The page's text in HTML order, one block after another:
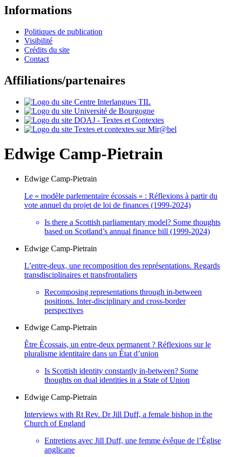
Informations
Politiques de publication
Visibilité
Crédits du site
Contact
Affiliations/partenaires
Edwige Camp-Pietrain
Edwige Camp-Pietrain
Le « modèle parlementaire écossais » : Réflexions à partir du
vote annuel du projet de loi de finances (1999-2024)
Is there a Scottish parliamentary model? Some thoughts
based on Scotland’s annual finance bill (1999-2024)
Edwige Camp-Pietrain
L’entre-deux, une recomposition des représentations. Regards
transdisciplinaires et transfrontaliers
Recomposing representations through in-between
positions. Inter-disciplinary and cross-border
perspectives
Edwige Camp-Pietrain
Être Écossais, un entre-deux permanent ? Réflexions sur le
pluralisme identitaire dans un État d’union
Is Scottish identity constantly in-between? Some
thoughts on dual identities in a State of Union
Edwige Camp-Pietrain
Interviews with Rt Rev. Dr Jill Duff, a female bishop in the
Church of England
Entretiens avec Jill Duff, une femme évêque de l’Église
anglicane